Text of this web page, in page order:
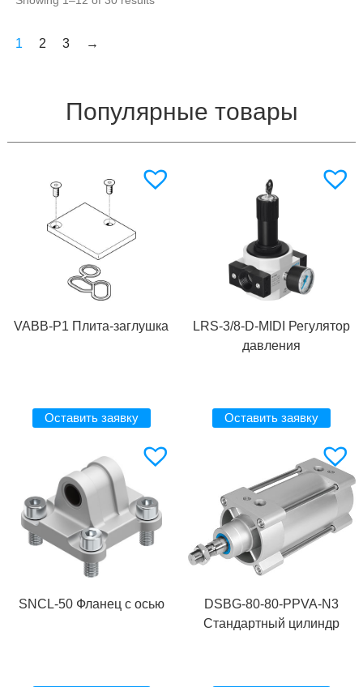
1 2 3 →
Популярные товары
VABB-P1 Плита-заглушка
Оставить заявку
LRS-3/8-D-MIDI Регулятор
давления
Оставить заявку
SNCL-50 Фланец с осью
DSBG-80-80-PPVA-N3
Стандартный цилиндр